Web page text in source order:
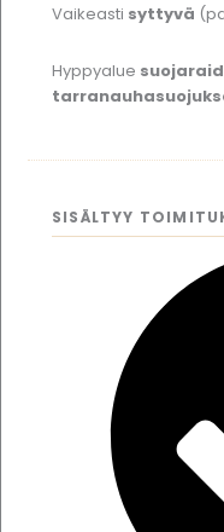
Vaikeasti syttyvä
Hyppyalue
SISÄLTYY